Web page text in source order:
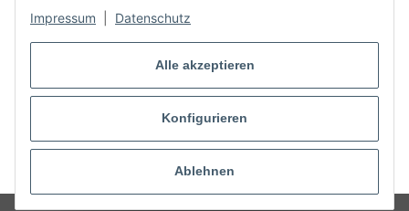
Alle akzeptieren
Konfigurieren
Ablehnen
Impressum Datenschutz
Vertrag widerrufen
* Alle Preise inkl. gesetzlicher USt., zzgl.